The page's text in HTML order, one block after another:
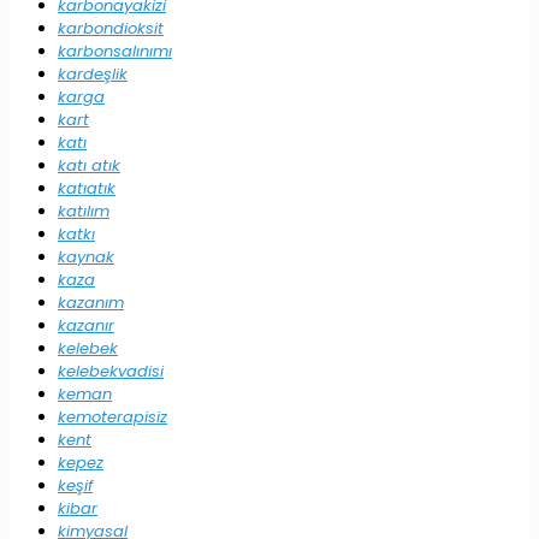
karbonayakizi
karbondioksit
karbonsalınımı
kardeşlik
karga
kart
katı
katı atık
katıatık
katılım
katkı
kaynak
kaza
kazanım
kazanır
kelebek
kelebekvadisi
keman
kemoterapisiz
kent
kepez
keşif
kibar
kimyasal